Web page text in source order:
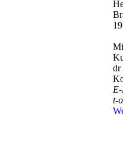
dr
t-­